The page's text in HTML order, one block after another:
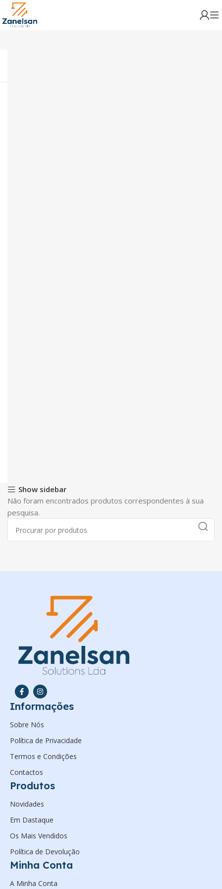
Show sidebar
Não foram encontrados produtos correspondentes à sua
pesquisa.
Informações
Sobre Nós
Política de Privacidade
Termos e Condições
Contactos
Produtos
Novidades
Em Dastaque
Os Mais Vendidos
Política de Devolução
Minha Conta
A Minha Conta